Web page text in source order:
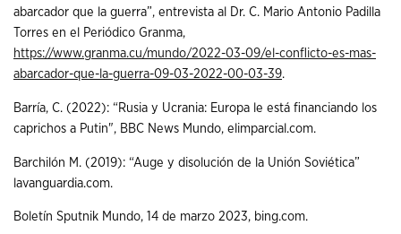
abarcador que la guerra”, entrevista al Dr. C. Mario Antonio Padilla
Torres en el Periódico Granma,
https://www.granma.cu/mundo/2022-03-09/el-conflicto-es-mas-
abarcador-que-la-guerra-09-03-2022-00-03-39.
Barría, C. (2022): “Rusia y Ucrania: Europa le está financiando los
caprichos a Putin", BBC News Mundo, elimparcial.com.
Barchilón M. (2019): “Auge y disolución de la Unión Soviética”
lavanguardia.com.
Boletín Sputnik Mundo, 14 de marzo 2023, bing.com.